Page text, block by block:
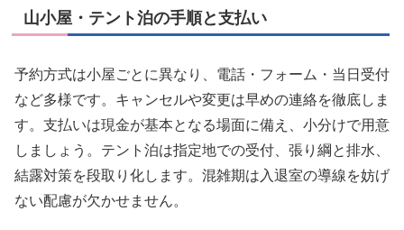
山小屋・テント泊の手順と支払い
予約方式は小屋ごとに異なり、電話・フォーム・当日受付
など多様です。キャンセルや変更は早めの連絡を徹底しま
す。支払いは現金が基本となる場面に備え、小分けで用意
しましょう。テント泊は指定地での受付、張り綱と排水、
結露対策を段取り化します。混雑期は入退室の導線を妨げ
ない配慮が欠かせません。